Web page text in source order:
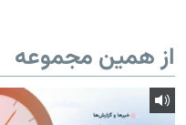
از همین مجموعه